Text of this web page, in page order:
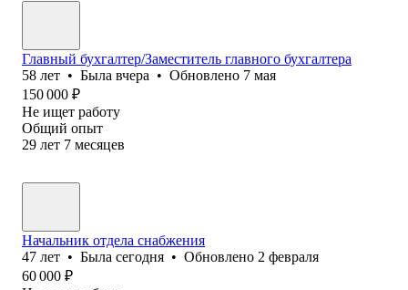
Главный бухгалтер/Заместитель главного бухгалтера
58 лет • Была вчера • Обновлено 7 мая
150 000 ₽
Не ищет работу
Общий опыт
29 лет 7 месяцев
Начальник отдела снабжения
47 лет • Была сегодня • Обновлено 2 февраля
60 000 ₽